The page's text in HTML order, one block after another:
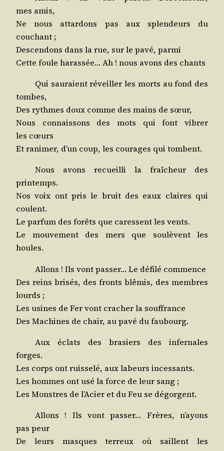
mes amis,
Ne nous attar­dons pas aux splen­deurs du
couchant ;
Des­cen­dons dans la rue, sur le pavé, parmi
Cette foule haras­sée… Ah ! nous avons des chants
Qui sau­raient réveiller les morts au fond des
tombes,
Des rythmes doux comme des mains de sœur,
Nous connais­sons des mots qui font vibrer
les cœurs
Et rani­mer, d’un coup, les cou­rages qui tombent.
Nous avons recueilli la fraî­cheur des
printemps.
Nos voix ont pris le bruit des eaux claires qui
coulent.
Le par­fum des forêts que caressent les vents.
Le mou­ve­ment des mers que sou­lèvent les
houles.
Allons ! Ils vont pas­ser… Le défi­lé commence
Des reins bri­sés, des fronts blê­mis, des membres
lourds ;
Les usines de Fer vont cra­cher la souffrance
Des Machines de chair, au pavé du faubourg.
Aux éclats des bra­siers des infer­nales
forges.
Les corps ont ruis­se­lé, aux labeurs incessants.
Les hommes ont usé la force de leur sang ;
Les Monstres de l’Acier et du Feu se dégorgent.
Allons ! Ils vont pas­ser… Frères, n’ayons
pas peur
De leurs masques ter­reux où saillent les